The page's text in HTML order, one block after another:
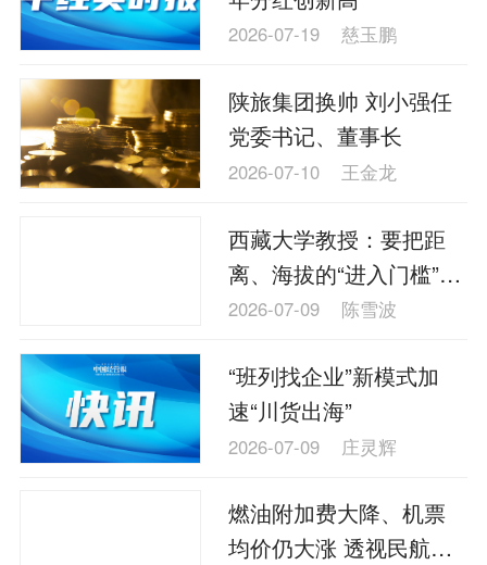
2026-07-19 慈玉鹏
陕旅集团换帅 刘小强任
党委书记、董事长
2026-07-10 王金龙
西藏大学教授：要把距
离、海拔的“进入门槛”转
化为安全、有序的西藏
2026-07-09 陈雪波
“班列找企业”新模式加
速“川货出海”
2026-07-09 庄灵辉
燃油附加费大降、机票
均价仍大涨 透视民航暑